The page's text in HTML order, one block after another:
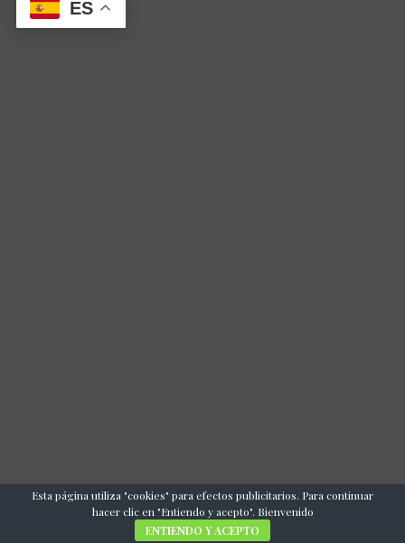
ES
Esta página utiliza "cookies" para efectos publicitarios. Para continuar
hacer clic en "Entiendo y acepto". Bienvenido
ENTIENDO Y ACEPTO